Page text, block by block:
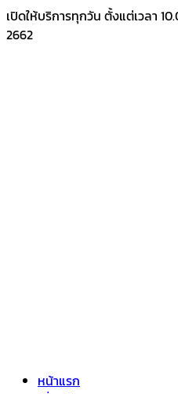
Skip
to
เปิดให้บริการทุกวัน ตั้งแต่เวลา
2662
หน้าแรก